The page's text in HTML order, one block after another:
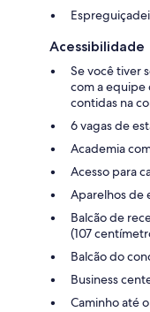
Acessibilidade
Se você tiver
com a equipe
contidas na
6 vagas de
Academia
Acesso para
Aparelhos de
Balcão de
(107
Balcão do
Business
Caminho até